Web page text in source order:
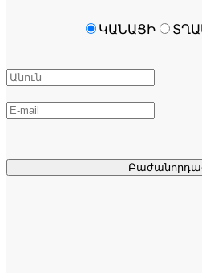
ԿԱՆԱՑԻ